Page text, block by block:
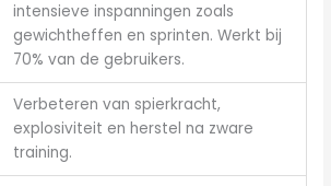
intensieve inspanningen zoals
gewichtheffen en sprinten. Werkt bij
70% van de gebruikers.
Verbeteren van spierkracht,
explosiviteit en herstel na zware
training.